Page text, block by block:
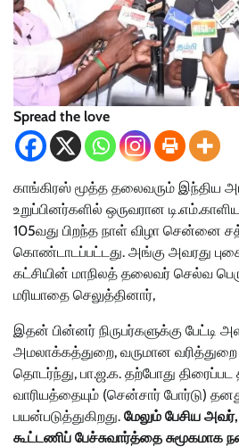
Spread the love
காங்கிரஸ் மூத்த தலைவரும் இந்திய
உறுப்பினர்களில் ஒருவரான
105வது பிறந்த நாள் விழா சென்னை
கொண்டாடப்பட்டது. அங்கு அவரது
கட்சியின் மாநிலத் தலைவர் செல்வ
மரியாதை செலுத்தினார்,
இதன் பின்னர் நிருபர்களுக்கு பேட்டி
அமலாக்கத்துறை, வருமான
தொடர்ந்து, பா.ஜ.க. தற்போது
வாரியத்தையும் (சென்சார் போர்டு)
பயன்படுத்துகிறது. மேலும் பேசிய
கூட்டணிப் பேச்சுவார்த்தை சுமூகமாக